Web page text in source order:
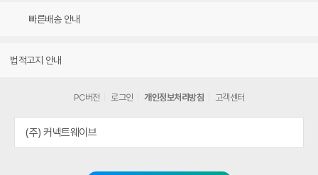
빠른배송 안내
법적고지 안내
PC버전 로그인 개인정보처리방침 고객센터
(주) 커넥트웨이브